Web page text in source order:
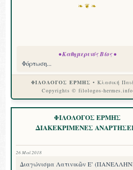
❧ ❦ ❧
• Καθημερινός Βίος •
Φόρτωση...
ΦΙΛΟΛΟΓΟΣ ΕΡΜΗΣ • Κλασική
Copyrights © filologos-hermes.info
ΦΙΛΟΛΟΓΟΣ ΕΡΜΗΣ
ΔΙΑΚΕΚΡΙΜΕΝΕΣ
26 Μαΐ 2018
Διαγώνισμα Λατινικῶν Ε’